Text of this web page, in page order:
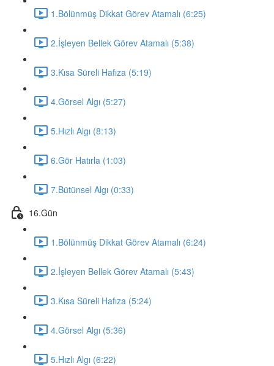
1.Bölünmüş Dikkat Görev Atamalı (6:25)
2.İşleyen Bellek Görev Atamalı (5:38)
3.Kısa Süreli Hafıza (5:19)
4.Görsel Algı (5:27)
5.Hızlı Algı (8:13)
6.Gör Hatırla (1:03)
7.Bütünsel Algı (0:33)
16.Gün
1.Bölünmüş Dikkat Görev Atamalı (6:24)
2.İşleyen Bellek Görev Atamalı (5:43)
3.Kısa Süreli Hafıza (5:24)
4.Görsel Algı (5:36)
5.Hızlı Algı (6:22)